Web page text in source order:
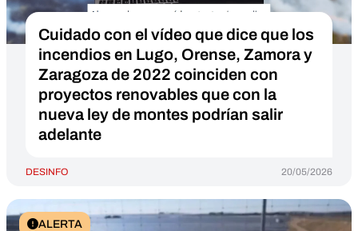
Cuidado con el vídeo que dice que los
incendios en Lugo, Orense, Zamora y
Zaragoza de 2022 coinciden con
proyectos renovables que con la
nueva ley de montes podrían salir
adelante
DESINFO 20/05/2026
ALERTA